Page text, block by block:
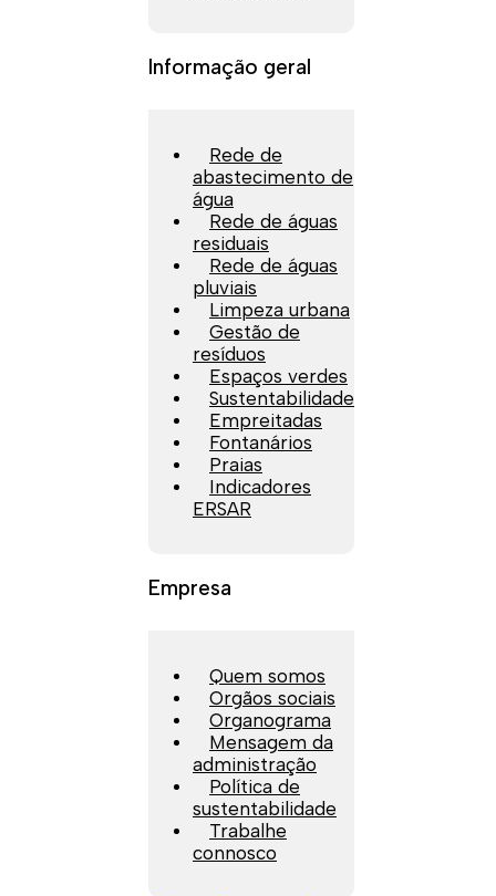
Informação geral
Rede de
abastecimento de
água
Rede de águas
residuais
Rede de águas
pluviais
Limpeza urbana
Gestão de
resíduos
Espaços verdes
Sustentabilidade
Empreitadas
Fontanários
Praias
Indicadores
ERSAR
Empresa
Quem somos
Orgãos sociais
Organograma
Mensagem da
administração
Política de
sustentabilidade
Trabalhe
connosco